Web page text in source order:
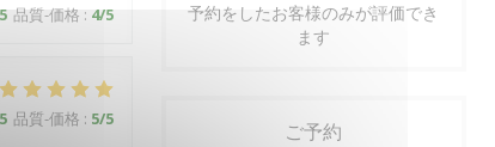
品質-価格: 4/5
品質-価格 : 5/5
予約をしたお客様のみが評価でき
ます
ご予約